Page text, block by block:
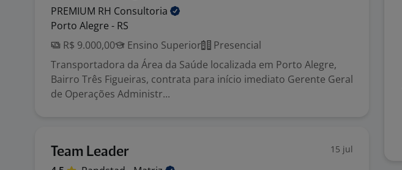
PREMIUM RH Consultoria
Porto Alegre - RS
R$ 9.000,00
Ensino Superior
Presencial
Transportadora da Área da Saúde localizada em Porto Alegre,
Bairro Três Figueiras, contrata para início imediato Gerente Geral
de Operações Administr...
Team Leader 15 jul